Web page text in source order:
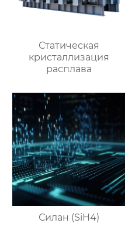
Статическая
кристаллизация
расплава
Силан (SiH4)